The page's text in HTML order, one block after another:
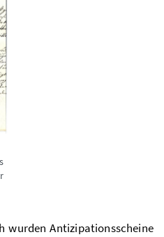
wurden Antizipationsscheine